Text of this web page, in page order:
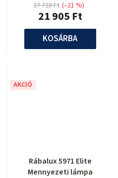
21 905 Ft
27 728 Ft (–21 %)
KOSÁRBA
AKCIÓ
Rábalux 5971 Elite
Mennyezeti lámpa